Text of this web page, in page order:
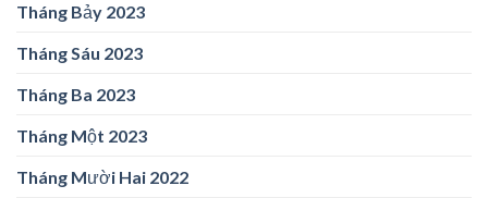
Tháng Bảy 2023
Tháng Sáu 2023
Tháng Ba 2023
Tháng Một 2023
Tháng Mười Hai 2022